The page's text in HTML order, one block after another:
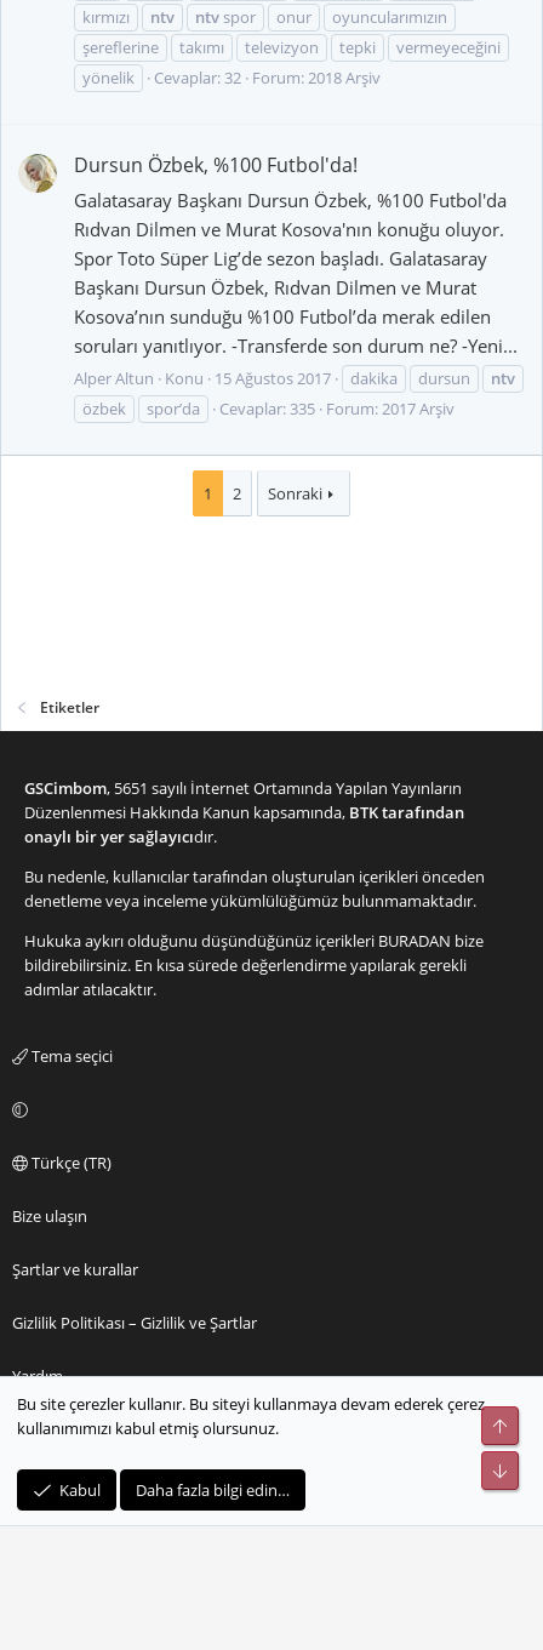
kırmızı
ntv ntvspor onur
oyuncularımızın
şereflerine
takımı televizyon tepki
vermeyeceğini
yönelik
Cevaplar: 32 Forum:2018 Arşiv
Dursun Özbek, %100 Futbol'da!
Galatasaray Başkanı Dursun Özbek, %100 Futbol'da
Rıdvan Dilmen ve Murat Kosova'nın konuğu oluyor.
Spor Toto Süper Lig’de sezon başladı. Galatasaray
Başkanı Dursun Özbek, Rıdvan Dilmen ve Murat
Kosova’nın sunduğu %100 Futbol’da merak edilen
soruları yanıtlıyor. -Transferde son durum ne? -Yeni...
Alper Altun Konu 15 Ağustos 2017 dakika dursun
ntv
özbek
spor’da Cevaplar: 335 Forum:2017 Arşiv
1 2 Sonraki
Etiketler
GSCimbom, 5651 sayılı İnternet Ortamında Yapılan Yayınların
Düzenlenmesi Hakkında Kanun kapsamında, BTK tarafından
onaylı bir yer sağlayıcıdır.
Bu nedenle, kullanıcılar tarafından oluşturulan içerikleri önceden
denetleme veya inceleme yükümlülüğümüz bulunmamaktadır.
Hukuka aykırı olduğunu düşündüğünüz içerikleri BURADAN bize
bildirebilirsiniz. En kısa sürede değerlendirme yapılarak gerekli
adımlar atılacaktır.
Tema seçici
Türkçe (TR)
Bize ulaşın
Şartlar ve kurallar
Gizlilik Politikası – Gizlilik ve Şartlar
Yardım
Ana sayfa
S
S
Bu site çerezler kullanır. Bu siteyi kullanmaya devam ederek çerez
kullanımımızı kabul etmiş olursunuz.
Kabul Daha fazla bilgi edin…